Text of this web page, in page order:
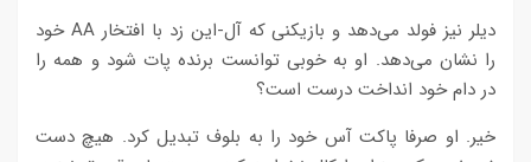
دیلر نیز فولد می‌دهد و بازیکنی که آل-این زد با افتخار AA خود
را نشان می‌دهد. او به خوبی توانست برنده پات شود و همه را
در دام خود انداخت درست است؟
خیر. او صرفا پاکت آس خود را به بلوف تبدیل کرد. هیچ دست